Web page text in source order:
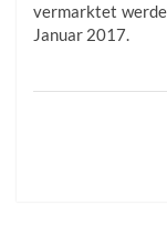
vermarktet
Januar 2017.